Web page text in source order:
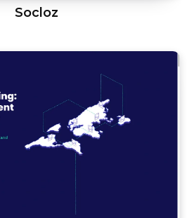
Socloz